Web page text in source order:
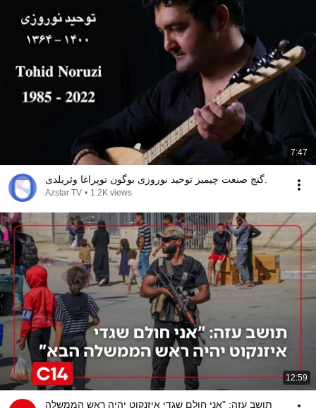
7:47
Azstar TV • 1.2K views
12:59
תושב עזה: "אני חולם שגדי איזנקוט יהיה ראש הממשלה